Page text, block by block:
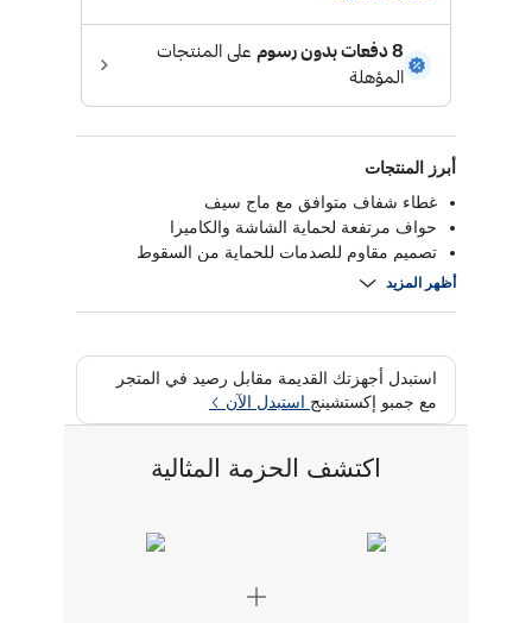
أبرز المنتجات
غطاء شفاف متوافق مع ماج سيف
حواف مرتفعة لحماية الشاشة والكاميرا
تصميم مقاوم للصدمات للحماية من السقوط
فتحات دقيقة لجميع الأزرار والمنافذ
أظهر المزيد
استبدل أجهزتك القديمة مقابل رصيد في المتجر
مع جمبو إكستشينج استبدل الآن
اكتشف الحزمة المثالية